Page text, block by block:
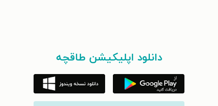
دانلود اپلیکیشن طاقچه